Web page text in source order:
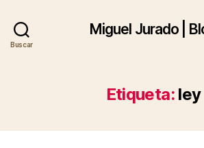
Buscar
Miguel Jurado |
Etiqueta: ley